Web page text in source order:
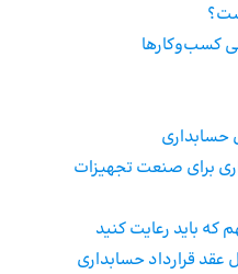
کسب‌وکارها
برای صنعت تجهیزات
عقد قرارداد حسابداری